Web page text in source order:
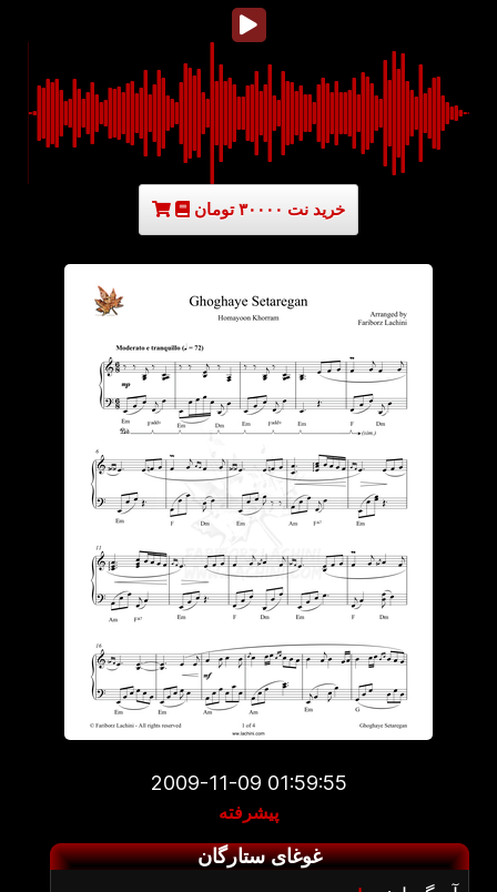
خرید نت ۳۰۰۰۰ تومان
2009-11-09 01:59:55
پیشرفته
غوغای ستارگان